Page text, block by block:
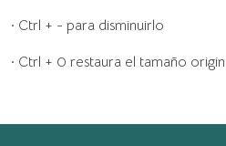
· Ctrl + - para disminuirlo
· Ctrl + 0 restaura el tamaño